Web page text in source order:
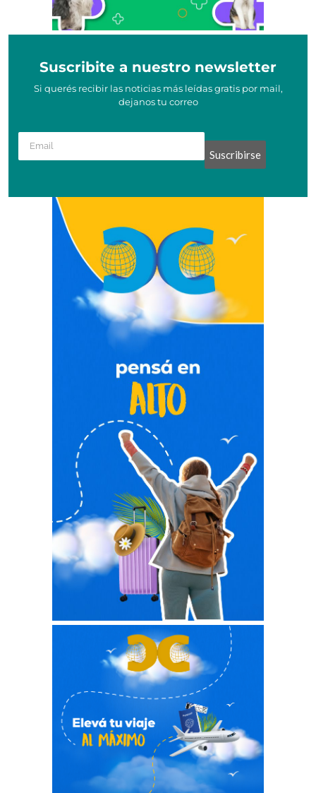
Suscribite a nuestro newsletter
Si querés recibir las noticias más leídas gratis por mail,
dejanos tu correo
Suscribirse